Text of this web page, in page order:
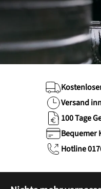
Versand
100 Tage
Bequemer
Hotline